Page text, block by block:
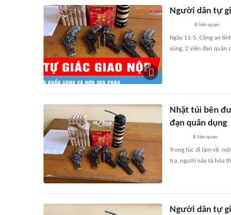
Người dân tự
8 liên quan
Ngày 11-5, Công an
súng, 2 viên đạn quân
Nhặt túi bên
đạn quân dụng
8 liên quan
Trong lúc đi làm về,
tra, người này tá hỏa
Người dân tự